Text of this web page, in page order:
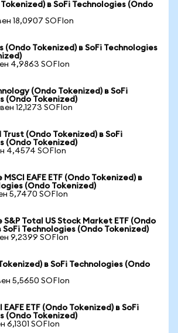
в SoFi Technologies (Ondo
18,0907 SOFIon
(Ondo Tokenized) в SoFi Technologies
4,9863 SOFIon
(Ondo Tokenized) в SoFi
(Ondo Tokenized)
12,1273 SOFIon
Trust (Ondo Tokenized) в SoFi
(Ondo Tokenized)
4,4574 SOFIon
EAFE ETF (Ondo Tokenized) в
(Ondo Tokenized)
5,7470 SOFIon
S&P Total US Stock Market ETF (Ondo
SoFi Technologies (Ondo Tokenized)
9,2399 SOFIon
в SoFi Technologies (Ondo
5,5650 SOFIon
EAFE ETF (Ondo Tokenized) в SoFi
(Ondo Tokenized)
6,1301 SOFIon